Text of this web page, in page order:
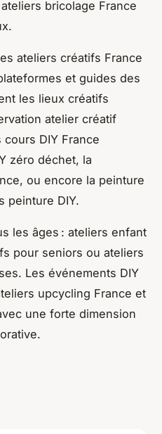
bricolage France
ateliers créatifs France
et guides des
les lieux créatifs
atelier créatif
DIY France
zéro déchet, la
ou encore la peinture
peinture DIY.
les âges : ateliers enfant
pour seniors ou ateliers
Les événements DIY
upcycling France et
une forte dimension